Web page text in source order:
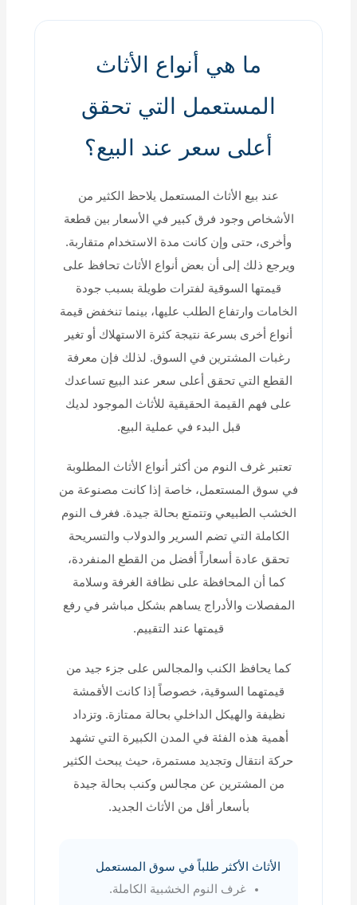
ما هي أنواع الأثاث
المستعمل التي تحقق
أعلى سعر عند البيع؟
عند بيع الأثاث المستعمل يلاحظ الكثير من
الأشخاص وجود فرق كبير في الأسعار بين قطعة
وأخرى، حتى وإن كانت مدة الاستخدام متقاربة.
ويرجع ذلك إلى أن بعض أنواع الأثاث تحافظ على
قيمتها السوقية لفترات طويلة بسبب جودة
الخامات وارتفاع الطلب عليها، بينما تنخفض قيمة
أنواع أخرى بسرعة نتيجة كثرة الاستهلاك أو تغير
رغبات المشترين في السوق. لذلك فإن معرفة
القطع التي تحقق أعلى سعر عند البيع تساعدك
على فهم القيمة الحقيقية للأثاث الموجود لديك
قبل البدء في عملية البيع.
تعتبر غرف النوم من أكثر أنواع الأثاث المطلوبة
في سوق المستعمل، خاصة إذا كانت مصنوعة من
الخشب الطبيعي وتتمتع بحالة جيدة. فغرف النوم
الكاملة التي تضم السرير والدولاب والتسريحة
تحقق عادة أسعاراً أفضل من القطع المنفردة،
كما أن المحافظة على نظافة الغرفة وسلامة
المفصلات والأدراج يساهم بشكل مباشر في رفع
قيمتها عند التقييم.
كما يحافظ الكنب والمجالس على جزء جيد من
قيمتهما السوقية، خصوصاً إذا كانت الأقمشة
نظيفة والهيكل الداخلي بحالة ممتازة. وتزداد
أهمية هذه الفئة في المدن الكبيرة التي تشهد
حركة انتقال وتجديد مستمرة، حيث يبحث الكثير
من المشترين عن مجالس وكنب بحالة جيدة
بأسعار أقل من الأثاث الجديد.
الأثاث الأكثر طلباً في سوق المستعمل
غرف النوم الخشبية الكاملة.